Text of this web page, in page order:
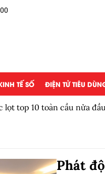
TẾ SỐ ĐIỆN TỬ TIÊU
lọt top 10 toàn cầu nửa
Phát